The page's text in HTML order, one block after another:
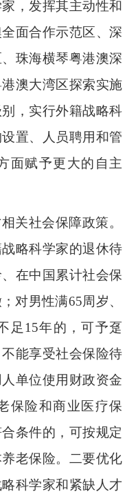
，发挥其主动性和
面合作示范区、深
珠海横琴粤港澳深
澳大湾区探索实施
，实行外籍战略科
置、人员聘用和管
面赋予更大的自主
关社会保障政策。
略科学家的退休待
在中国累计社会保
对男性满65周岁、
足 15年的，可予趸
能享受社会保险待
单位使用财政资金
保险和商业医疗保
条件的，可按规定
老保险。二要优化
科学家和紧缺人才